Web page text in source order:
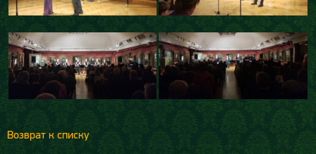
Возврат к списку